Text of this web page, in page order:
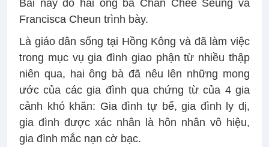
Bài này do hai ông bà Chan Chee Seung và
Francisca Cheun trình bày.
Là giáo dân sống tại Hồng Kông và đã làm việc
trong mục vụ gia đình giao phận từ nhiều thập
niên qua, hai ông bà đã nêu lên những mong
ước của các gia đình qua chứng từ của 4 gia
cảnh khó khăn: Gia đình tự bế, gia đình ly dị,
gia đình được xác nhân là hôn nhân vô hiệu,
gia đình mắc nạn cờ bạc.